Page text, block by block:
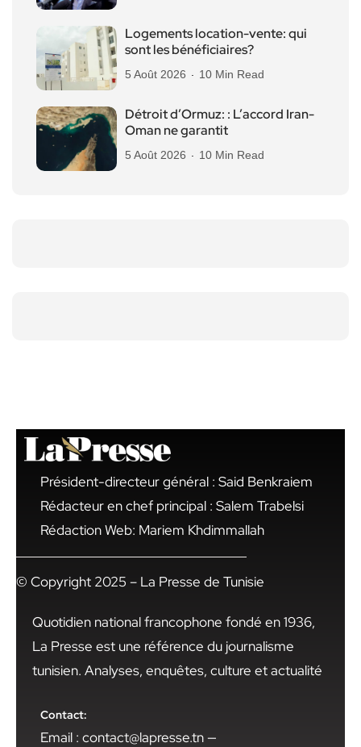
Logements location-vente: qui
sont les bénéficiaires?
5 Août 2026 10 Min Read
Détroit d’Ormuz: : L’accord Iran-
Oman ne garantit
5 Août 2026 10 Min Read
Président-directeur général : Said Benkraiem
Rédacteur en chef principal : Salem Trabelsi
Rédaction Web: Mariem Khdimmallah
© Copyright 2025 – La Presse de Tunisie
Quotidien national francophone fondé en 1936,
La Presse est une référence du journalisme
tunisien. Analyses, enquêtes, culture et actualité
Contact:
Email : contact@lapresse.tn —